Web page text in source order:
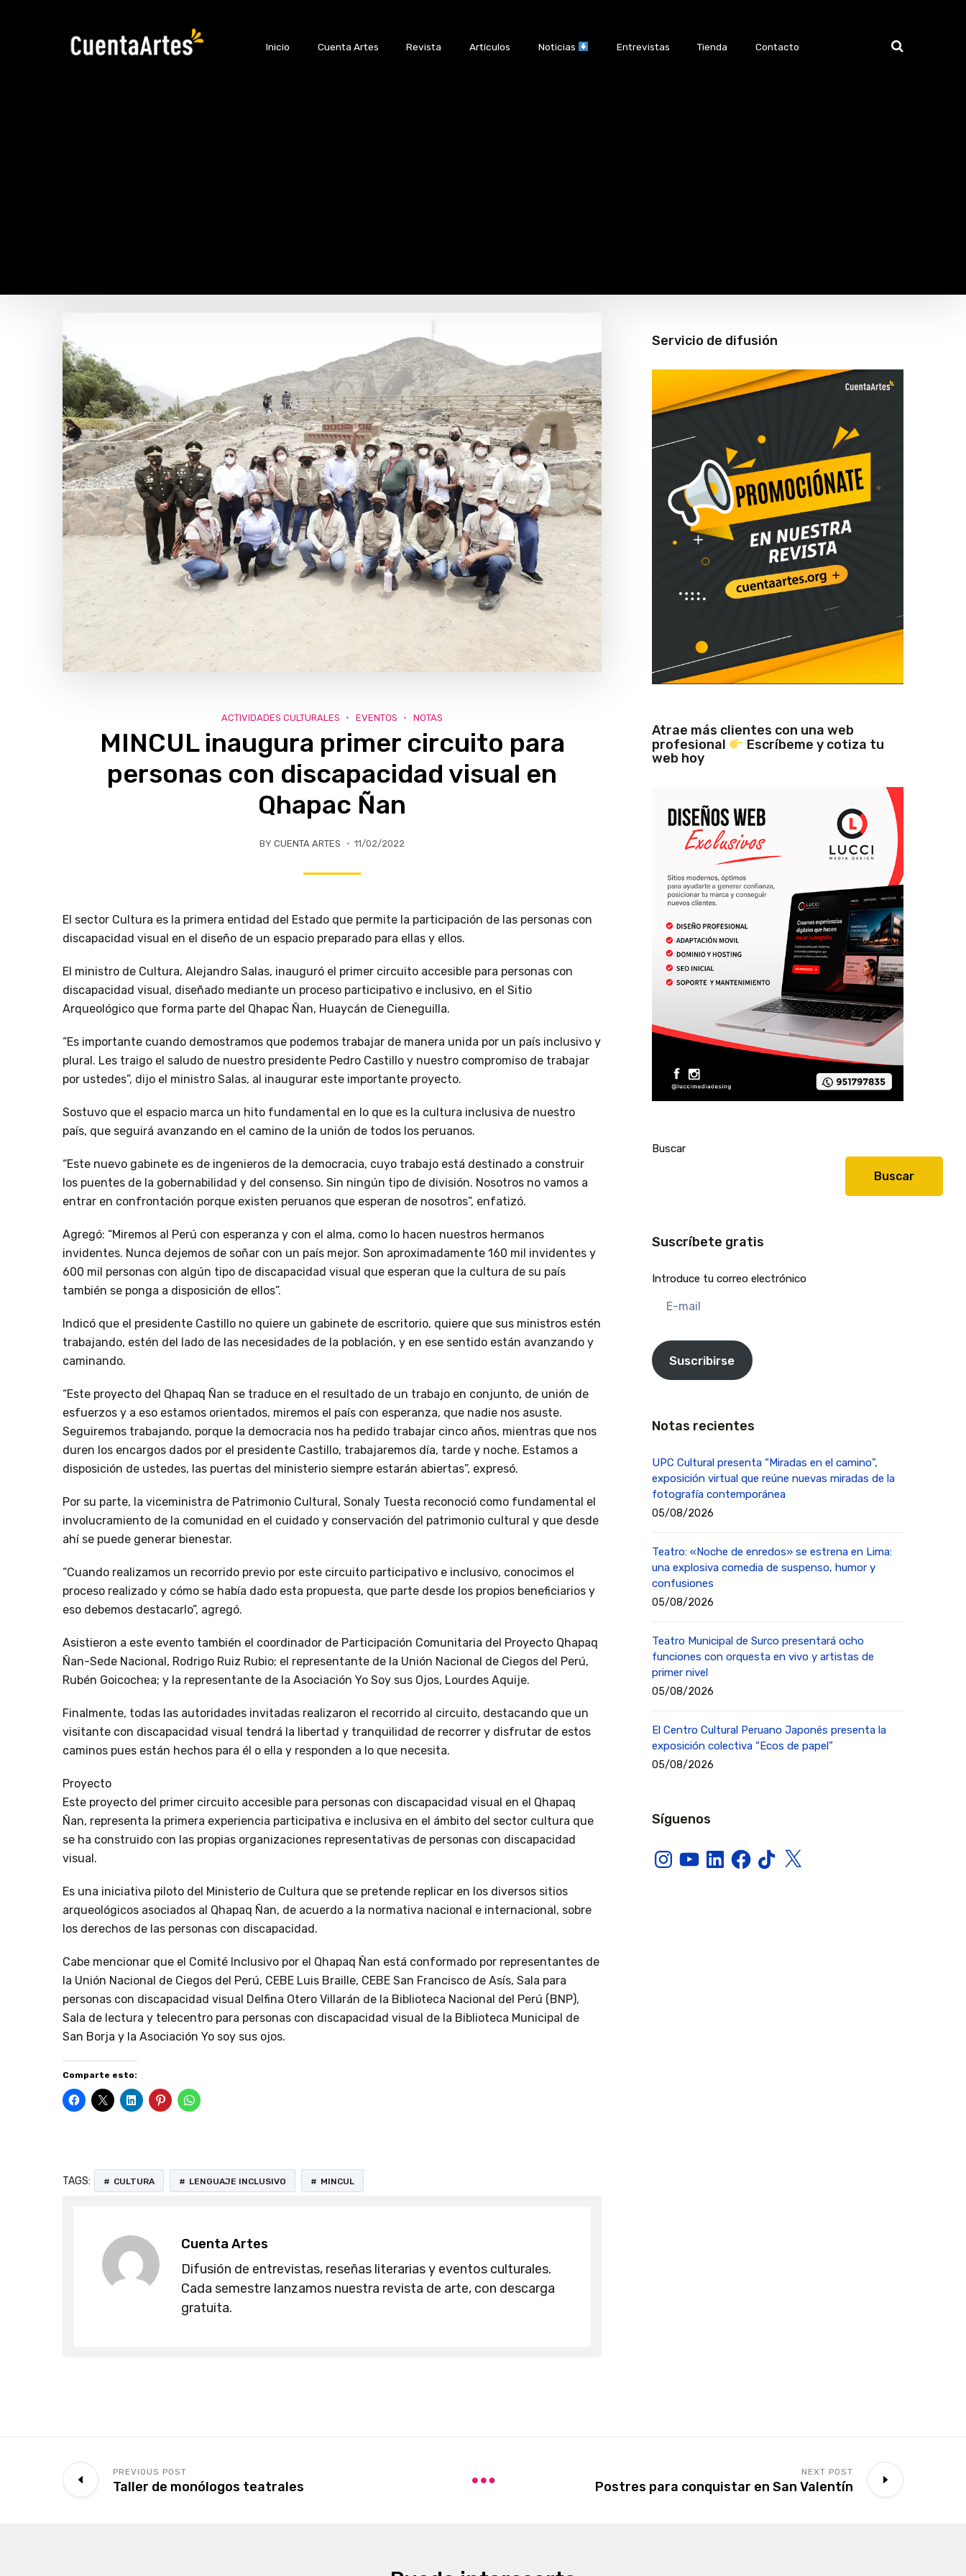
Inicio Cuenta Artes Revista Artículos Noticias Entrevistas Tienda Contacto
ACTIVIDADES CULTURALES EVENTOS NOTAS
MINCUL inaugura primer circuito para
personas con discapacidad visual en
Qhapac Ñan
BY CUENTA ARTES 11/02/2022
El sector Cultura es la primera entidad del Estado que permite la participación de las personas con
discapacidad visual en el diseño de un espacio preparado para ellas y ellos.
El ministro de Cultura, Alejandro Salas, inauguró el primer circuito accesible para personas con
discapacidad visual, diseñado mediante un proceso participativo e inclusivo, en el Sitio
Arqueológico que forma parte del Qhapac Ñan, Huaycán de Cieneguilla.
“Es importante cuando demostramos que podemos trabajar de manera unida por un país inclusivo y
plural. Les traigo el saludo de nuestro presidente Pedro Castillo y nuestro compromiso de trabajar
por ustedes”, dijo el ministro Salas, al inaugurar este importante proyecto.
Sostuvo que el espacio marca un hito fundamental en lo que es la cultura inclusiva de nuestro
país, que seguirá avanzando en el camino de la unión de todos los peruanos.
“Este nuevo gabinete es de ingenieros de la democracia, cuyo trabajo está destinado a construir
los puentes de la gobernabilidad y del consenso. Sin ningún tipo de división. Nosotros no vamos a
entrar en confrontación porque existen peruanos que esperan de nosotros”, enfatizó.
Agregó: “Miremos al Perú con esperanza y con el alma, como lo hacen nuestros hermanos
invidentes. Nunca dejemos de soñar con un país mejor. Son aproximadamente 160 mil invidentes y
600 mil personas con algún tipo de discapacidad visual que esperan que la cultura de su país
también se ponga a disposición de ellos”.
Indicó que el presidente Castillo no quiere un gabinete de escritorio, quiere que sus ministros estén
trabajando, estén del lado de las necesidades de la población, y en ese sentido están avanzando y
caminando.
“Este proyecto del Qhapaq Ñan se traduce en el resultado de un trabajo en conjunto, de unión de
esfuerzos y a eso estamos orientados, miremos el país con esperanza, que nadie nos asuste.
Seguiremos trabajando, porque la democracia nos ha pedido trabajar cinco años, mientras que nos
duren los encargos dados por el presidente Castillo, trabajaremos día, tarde y noche. Estamos a
disposición de ustedes, las puertas del ministerio siempre estarán abiertas”, expresó.
Por su parte, la viceministra de Patrimonio Cultural, Sonaly Tuesta reconoció como fundamental el
involucramiento de la comunidad en el cuidado y conservación del patrimonio cultural y que desde
ahí se puede generar bienestar.
“Cuando realizamos un recorrido previo por este circuito participativo e inclusivo, conocimos el
proceso realizado y cómo se había dado esta propuesta, que parte desde los propios beneficiarios y
eso debemos destacarlo”, agregó.
Asistieron a este evento también el coordinador de Participación Comunitaria del Proyecto Qhapaq
Ñan-Sede Nacional, Rodrigo Ruiz Rubio; el representante de la Unión Nacional de Ciegos del Perú,
Rubén Goicochea; y la representante de la Asociación Yo Soy sus Ojos, Lourdes Aquije.
Finalmente, todas las autoridades invitadas realizaron el recorrido al circuito, destacando que un
visitante con discapacidad visual tendrá la libertad y tranquilidad de recorrer y disfrutar de estos
caminos pues están hechos para él o ella y responden a lo que necesita.
Proyecto
Este proyecto del primer circuito accesible para personas con discapacidad visual en el Qhapaq
Ñan, representa la primera experiencia participativa e inclusiva en el ámbito del sector cultura que
se ha construido con las propias organizaciones representativas de personas con discapacidad
visual.
Es una iniciativa piloto del Ministerio de Cultura que se pretende replicar en los diversos sitios
arqueológicos asociados al Qhapaq Ñan, de acuerdo a la normativa nacional e internacional, sobre
los derechos de las personas con discapacidad.
Cabe mencionar que el Comité Inclusivo por el Qhapaq Ñan está conformado por representantes de
la Unión Nacional de Ciegos del Perú, CEBE Luis Braille, CEBE San Francisco de Asís, Sala para
personas con discapacidad visual Delfina Otero Villarán de la Biblioteca Nacional del Perú (BNP),
Sala de lectura y telecentro para personas con discapacidad visual de la Biblioteca Municipal de
San Borja y la Asociación Yo soy sus ojos.
Comparte esto:
TAGS: CULTURA LENGUAJE INCLUSIVO MINCUL
Cuenta Artes
Difusión de entrevistas, reseñas literarias y eventos culturales.
Cada semestre lanzamos nuestra revista de arte, con descarga
gratuita.
Servicio de difusión
Atrae más clientes con una web
profesional
Escríbeme y cotiza tu
web hoy
Buscar
Buscar
Suscríbete gratis
Introduce tu correo electrónico
mail
Suscribirse
Notas recientes
UPC Cultural presenta “Miradas en el camino”,
exposición virtual que reúne nuevas miradas de la
fotografía contemporánea
05/08/2026
Teatro: «Noche de enredos» se estrena en Lima:
una explosiva comedia de suspenso, humor y
confusiones
05/08/2026
Teatro Municipal de Surco presentará ocho
funciones con orquesta en vivo y artistas de
primer nivel
05/08/2026
El Centro Cultural Peruano Japonés presenta la
exposición colectiva “Ecos de papel”
05/08/2026
Síguenos
InstagramYouTubeLinkedInFacebook
TikTokX
PREVIOUS POST
Taller de monólogos teatrales
NEXT POST
Postres para conquistar en San Valentín